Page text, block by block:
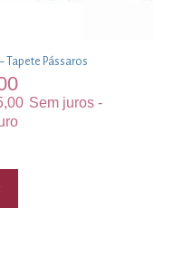
Tapete Pássaros
Sem juros -